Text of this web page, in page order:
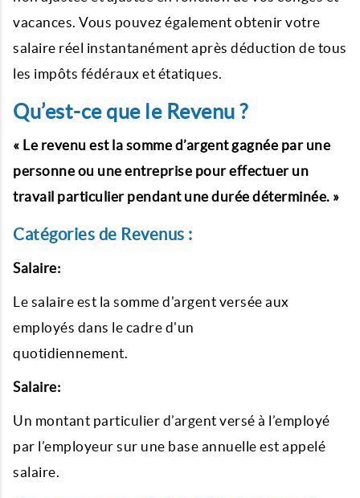
vacances. Vous pouvez également obtenir votre
salaire réel instantanément après déduction de tous
les impôts fédéraux et étatiques.
Qu’est-ce que le Revenu ?
« Le revenu est la somme d’argent gagnée par une
personne ou une entreprise pour effectuer un
travail particulier pendant une durée déterminée. »
Catégories de Revenus :
Salaire:
Le salaire est la somme d'argent versée aux
employés dans le cadre d'un
quotidiennement.
Salaire:
Un montant particulier d’argent versé à l’employé
par l’employeur sur une base annuelle est appelé
salaire.